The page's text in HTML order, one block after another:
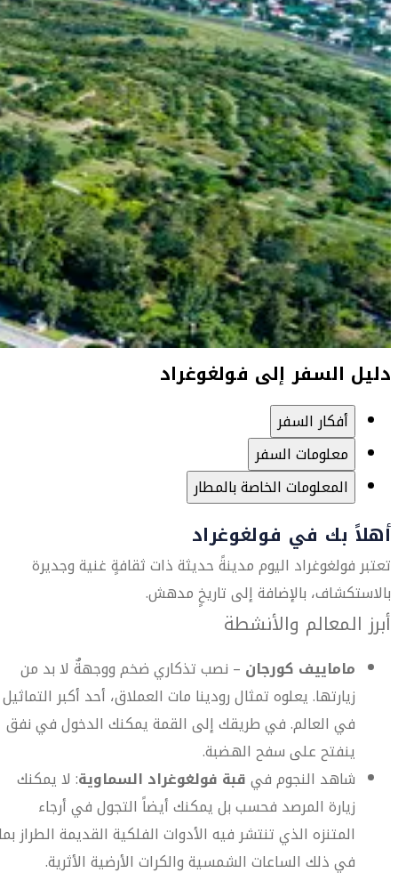
دليل السفر إلى فولغوغراد
أفكار السفر
معلومات السفر
المعلومات الخاصة بالمطار
أهلاً بك في فولغوغراد
تعتبر فولغوغراد اليوم مدينةً حديثة ذات ثقافةٍ غنية وجديرة
بالاستكشاف، بالإضافة إلى تاريخٍ مدهش.
أبرز المعالم والأنشطة
ماماييف كورجان – نصب تذكاري ضخم ووجهةٌ لا بد من
زيارتها. يعلوه تمثال رودينا مات العملاق، أحد أكبر التماثيل
في العالم. في طريقك إلى القمة يمكنك الدخول في نفق
ينفتح على سفح الهضبة.
شاهد النجوم فيقبة فولغوغراد السماوية: لا يمكنك
زيارة المرصد فحسب بل يمكنك أيضاً التجول في أرجاء
المتنزه الذي تنتشر فيه الأدوات الفلكية القديمة الطراز
في ذلك الساعات الشمسية والكرات الأرضية الأثرية.